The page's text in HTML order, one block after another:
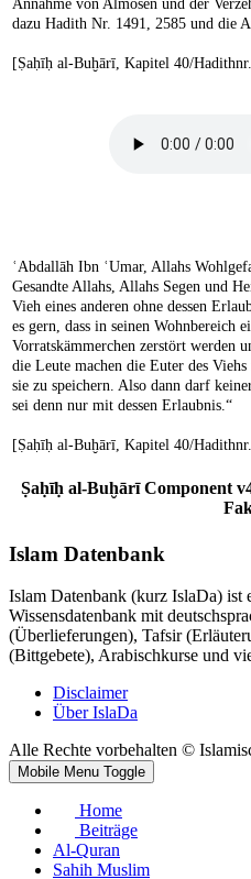
Annahme von Almosen und der
dazu Hadith Nr. 1491, 2585 und die
[Ṣaḥīḥ al-Buḫārī, Kapitel 40/
ʿAbdallāh Ibn ʿUmar, Allahs
Gesandte Allahs, Allahs Segen und
Vieh eines anderen ohne dessen
es gern, dass in seinen Wohnbereich
Vorratskämmerchen zerstört werden
die Leute machen die Euter des
sie zu speichern. Also dann darf
sei denn nur mit dessen Erlaubnis.“
[Ṣaḥīḥ al-Buḫārī, Kapitel 40/
Ṣaḥīḥ al-Buḫārī
Islam Datenbank
Islam Datenbank (kurz IslaDa) ist
Wissensdatenbank mit
(Überlieferungen), Tafsir
(Bittgebete), Arabischkurse und
Disclaimer
Über IslaDa
Alle Rechte vorbehalten ©
Mobile Menu Toggle
Home
Beiträge
Al-Quran
Sahih Muslim